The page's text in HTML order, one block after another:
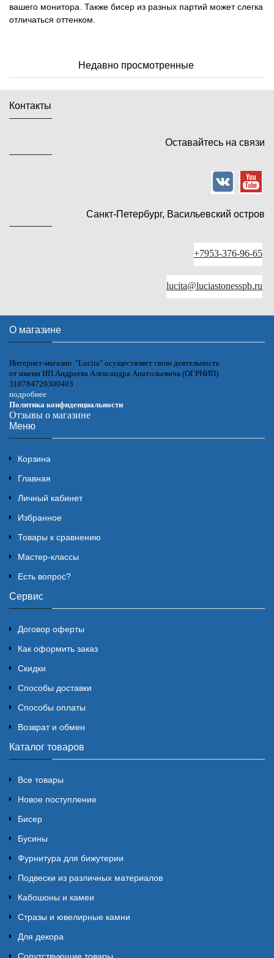
вашего монитора. Также бисер из разных партий может слегка
отличаться оттенком.
Недавно просмотренные
Контакты
Оставайтесь на связи
Санкт-Петербург, Васильевский остров
+7953-376-96-65
lucita@luciastonesspb.ru
О магазине
Интернет-магазин "Lucita" осуществляет свою деятельность
от имени ИП Андреева Александра Анатольевича (ОГРНИП)
310784729300403
подробнее
Политика конфиденциальности
Отзывы о магазине
Меню
Корзина
Главная
Личный кабинет
Избранное
Товары к сравнению
Мастер-классы
Есть вопрос?
Сервис
Договор оферты
Как оформить заказ
Скидки
Способы доставки
Способы оплаты
Возврат и обмен
Каталог товаров
Все товары
Новое поступление
Бисер
Бусины
Фурнитура для бижутерии
Подвески из различных материалов
Кабошоны и камеи
Стразы и ювелирные камни
Для декора